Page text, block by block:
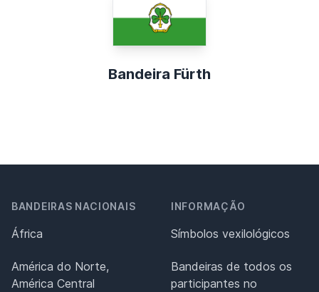
Bandeira Fürth
BANDEIRAS NACIONAIS
África
América do Norte,
América Central
INFORMAÇÃO
Símbolos vexilológicos
Bandeiras de todos os
participantes no